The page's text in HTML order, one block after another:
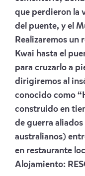
que perdieron la
del puente, y el
Realizaremos un
Kwai hasta el
para cruzarlo a
dirigiremos al
conocido como
construido en
de guerra
australianos)
en restaurante
Alojamiento: